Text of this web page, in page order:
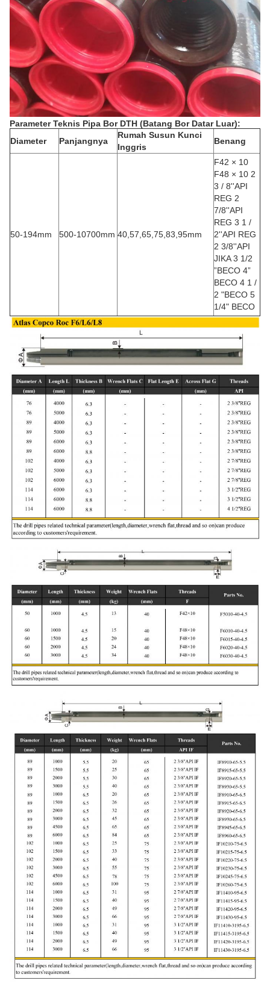
Parameter Teknis Pipa Bor DTH (Batang Bor Datar Luar):
Diameter
Panjangnya
Rumah Susun Kunci
Inggris
Benang
50-194mm 500-10700mm 40,57,65,75,83,95mm
F42 × 10
F48 × 10 2
3 / 8''API
REG 2
7/8''API
REG 3 1 /
2''API REG
2 3/8''API
JIKA 3 1/2
”BECO 4”
BECO 4 1 /
2 "BECO 5
1/4" BECO